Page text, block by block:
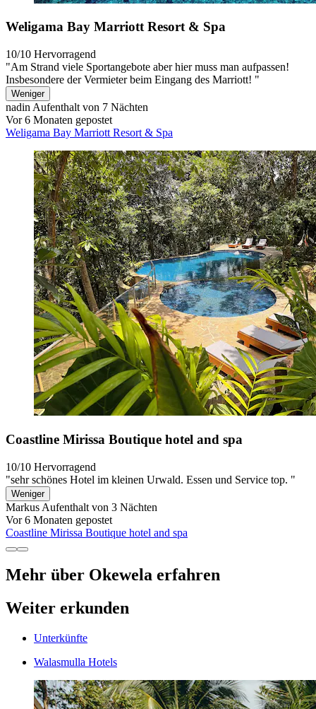
Weligama Bay Marriott Resort & Spa
10/10 Hervorragend
"Am Strand viele Sportangebote aber hier muss man aufpassen!
Insbesondere der Vermieter beim Eingang des Marriott! "
Weniger
nadin Aufenthalt von 7 Nächten
Vor 6 Monaten gepostet
Weligama Bay Marriott Resort & Spa
Coastline Mirissa Boutique hotel and spa
10/10 Hervorragend
"sehr schönes Hotel im kleinen Urwald. Essen und Service top. "
Weniger
Markus Aufenthalt von 3 Nächten
Vor 6 Monaten gepostet
Coastline Mirissa Boutique hotel and spa
Mehr über Okewela erfahren
Weiter erkunden
Unterkünfte
Walasmulla Hotels